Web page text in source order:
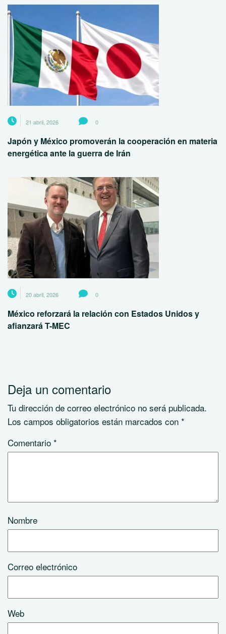
21 abril, 2026 0
Japón y México promoverán la cooperación en materia
energética ante la guerra de Irán
20 abril, 2026 0
México reforzará la relación con Estados Unidos y
afianzará T-MEC
Deja un comentario
Tu dirección de correo electrónico no será publicada.
Los campos obligatorios están marcados con *
Comentario *
Nombre
Correo electrónico
Web